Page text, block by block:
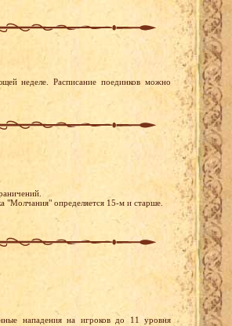
неделе. Расписание поединков можно
"Молчания" определяется 15-м и старше.
нападения на игроков до 11 уровня